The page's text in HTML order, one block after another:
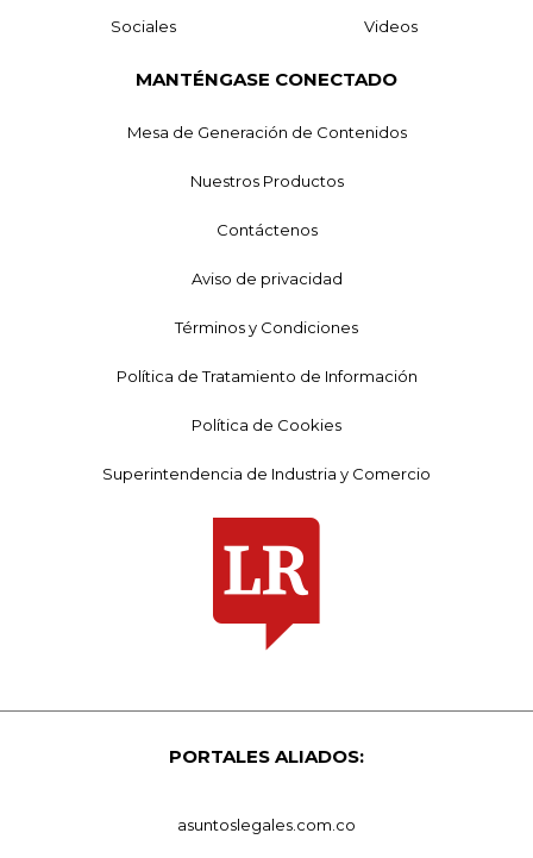
Sociales Videos
MANTÉNGASE CONECTADO
Mesa de Generación de Contenidos
Nuestros Productos
Contáctenos
Aviso de privacidad
Términos y Condiciones
Política de Tratamiento de Información
Política de Cookies
Superintendencia de Industria y Comercio
PORTALES ALIADOS:
asuntoslegales.com.co